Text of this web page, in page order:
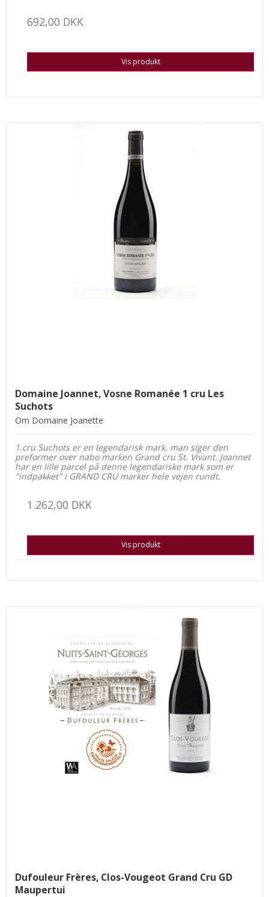
692,00 DKK
Vis produkt
Domaine Joannet, Vosne Romanée 1 cru Les
Suchots
Om Domaine Joanette
1.cru Suchots er en legendarisk mark. man siger den
preformer over nabo marken Grand cru St. Vivant. Joannet
har en lille parcel på denne legendariske mark som er
"indpakket" i GRAND CRU marker hele vejen rundt.
1.262,00 DKK
Vis produkt
Dufouleur Frères, Clos-Vougeot Grand Cru GD
Maupertui